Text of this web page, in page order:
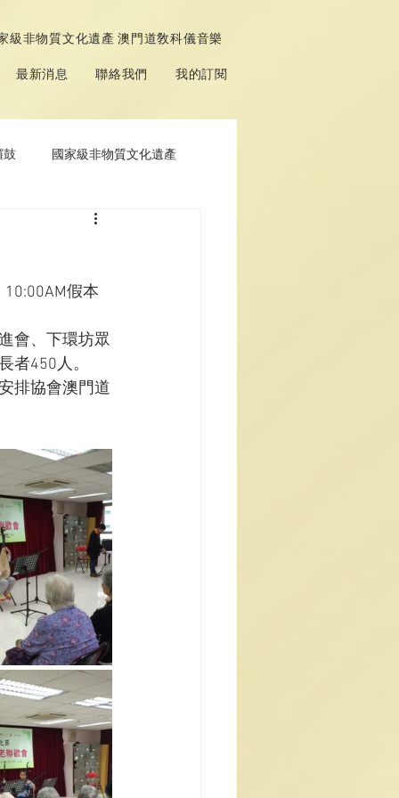
級非物質文化遺產 澳門道敎科儀音樂
最新消息 聯絡我們 我的訂閱
鼓 國家級非物質文化遺產
假本
會、下環坊眾
者450人。
排協會澳門道